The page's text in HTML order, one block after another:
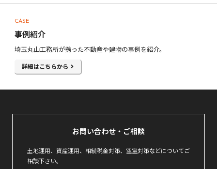
CASE
事例紹介
埼玉丸山工務所が携った不動産や建物の事例を紹介。
詳細はこちらから
お問い合わせ・ご相談
土地運用、資産運用、相続税金対策、空室対策などについてご
相談下さい。